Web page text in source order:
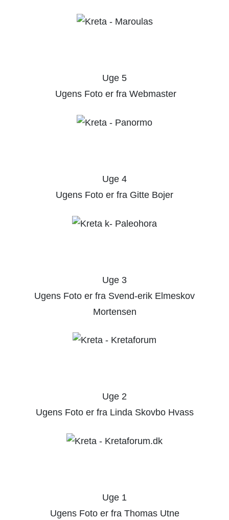
Uge 5
Ugens Foto er fra Webmaster
Uge 4
Ugens Foto er fra Gitte Bojer
Uge 3
Ugens Foto er fra Svend-erik Elmeskov
Mortensen
Uge 2
Ugens Foto er fra Linda Skovbo Hvass
Uge 1
Ugens Foto er fra Thomas Utne